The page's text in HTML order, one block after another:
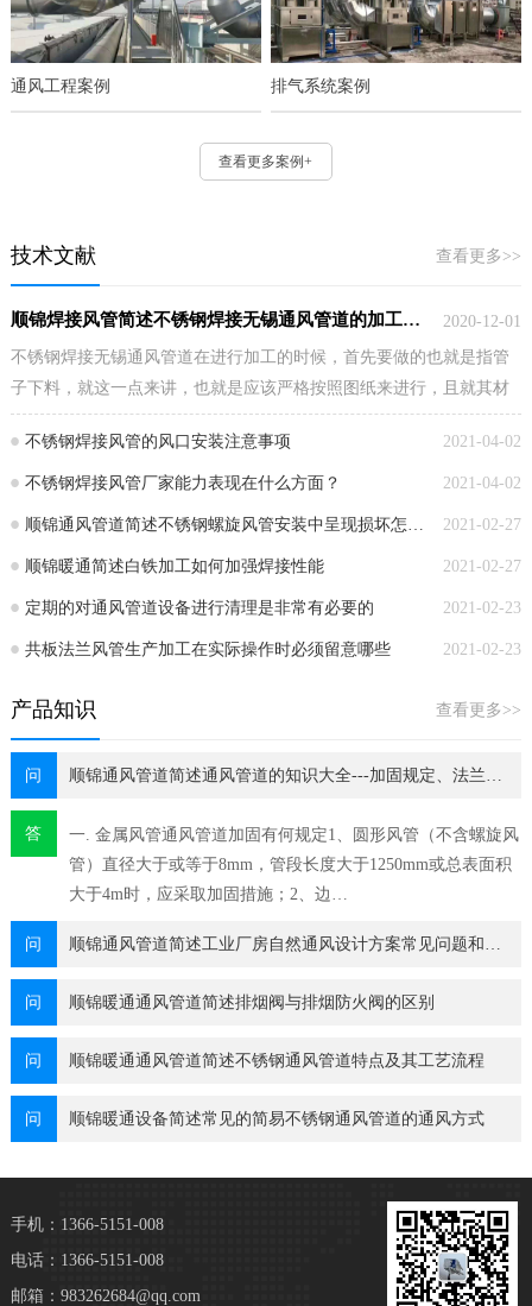
通风工程案例 排气系统案例
查看更多案例+
查看更多>>
技术文献
2020-12-01
顺锦焊接风管简述不锈钢焊接无锡通风管道的加工流程步…
不锈钢焊接无锡通风管道在进行加工的时候，首先要做的也就是指管
子下料，就这一点来讲，也就是应该严格按照图纸来进行，且就其材
料在切割之前也就…
2021-04-02
不锈钢焊接风管的风口安装注意事项
2021-04-02
不锈钢焊接风管厂家能力表现在什么方面？
2021-02-27
2021-02-27
顺锦暖通简述白铁加工如何加强焊接性能
2021-02-23
定期的对通风管道设备进行清理是非常有必要的
2021-02-23
共板法兰风管生产加工在实际操作时必须留意哪些
查看更多>>
产品知识
问 顺锦通风管道简述通风管道的知识大全---加固规定、法兰…
答
一. 金属风管通风管道加固有何规定1、圆形风管（不含螺旋风
管）直径大于或等于8mm，管段长度大于1250mm或总表面积
大于4m时，应采取加固措施；2、边…
问 顺锦通风管道简述工业厂房自然通风设计方案常见问题和合…
问 顺锦暖通通风管道简述排烟阀与排烟防火阀的区别
问 顺锦暖通通风管道简述不锈钢通风管道特点及其工艺流程
问 顺锦暖通设备简述常见的简易不锈钢通风管道的通风方式
手机：1366-5151-008
电话：1366-5151-008
邮箱：983262684@qq.com